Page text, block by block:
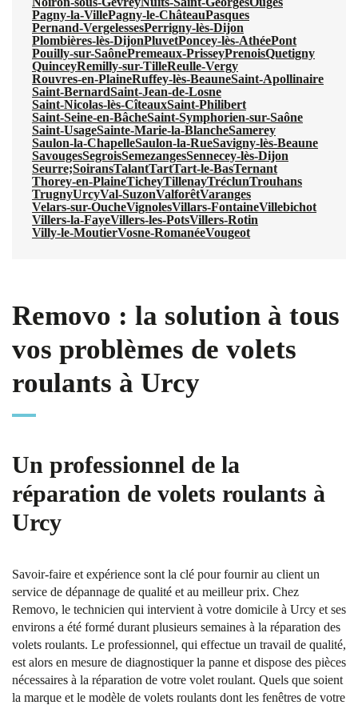
Pagny-la-VillePagny-le-ChâteauPasques
Pernand-VergelessesPerrigny-lès-Dijon
Plombières-lès-DijonPluvetPoncey-lès-AthéePont
Pouilly-sur-SaônePremeaux-PrisseyPrenoisQuetigny
QuinceyRemilly-sur-TilleReulle-Vergy
Rouvres-en-PlaineRuffey-lès-BeauneSaint-Apollinaire
Saint-BernardSaint-Jean-de-Losne
Saint-Nicolas-lès-CîteauxSaint-Philibert
Saint-Seine-en-BâcheSaint-Symphorien-sur-Saône
Saint-UsageSainte-Marie-la-BlancheSamerey
Saulon-la-ChapelleSaulon-la-RueSavigny-lès-Beaune
SavougesSegroisSemezangesSennecey-lès-Dijon
Seurre;SoiransTalantTartTart-le-BasTernant
Thorey-en-PlaineTicheyTillenayTréclunTrouhans
TrugnyUrcyVal-SuzonValforêtVaranges
Velars-sur-OucheVignolesVillars-FontaineVillebichot
Villers-la-FayeVillers-les-PotsVillers-Rotin
Villy-le-MoutierVosne-RomanéeVougeot
Removo : la solution à tous
vos problèmes de volets
roulants à Urcy
Un professionnel de la
réparation de volets roulants à
Urcy
Savoir-faire et expérience sont la clé pour fournir au client un
service de dépannage de qualité et au meilleur prix. Chez
Removo, le technicien qui intervient à votre domicile à Urcy et ses
environs a été formé durant plusieurs semaines à la réparation des
volets roulants. Le professionnel, qui effectue un travail de qualité,
est alors en mesure de diagnostiquer la panne et dispose des pièces
nécessaires à la réparation de votre volet roulant. Quels que soient
la marque et le modèle de volets roulants dont les fenêtres de votre